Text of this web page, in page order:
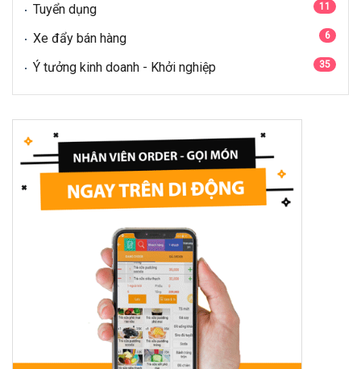
Tuyển dụng 11
Xe đẩy bán hàng 6
Ý tưởng kinh doanh - Khởi nghiệp 35